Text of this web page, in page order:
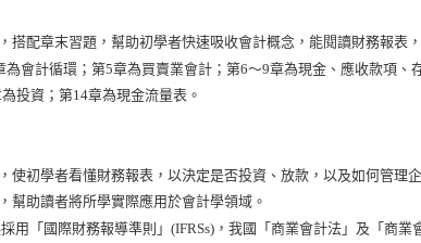
配章末習題，幫助初學者快速吸收會計概念，能閱讀財務報表
會計循環；第5章為買賣業會計；第6～9章為現金、應收款項、
投資；第14章為現金流量表。
初學者看懂財務報表，以決定是否投資、放款，以及如何管理企
幫助讀者將所學實際應用於會計學領域。
用「國際財務報導準則」(IFRSs)，我國「商業會計法」及「商業